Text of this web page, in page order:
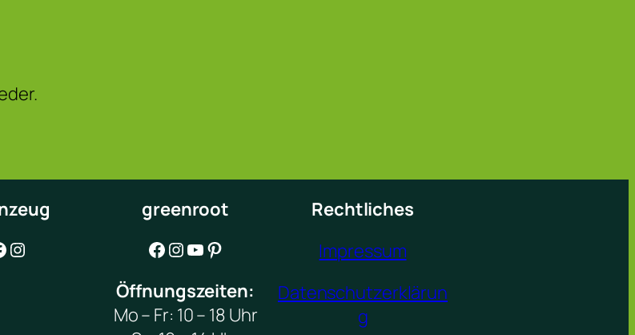
Instagram
greenroot
Facebook Instagram YouTube Pinterest
Öffnungszeiten:
Mo – Fr: 10 – 18 Uhr
Rechtliches
Impressum
Datenschutzerklärun
g